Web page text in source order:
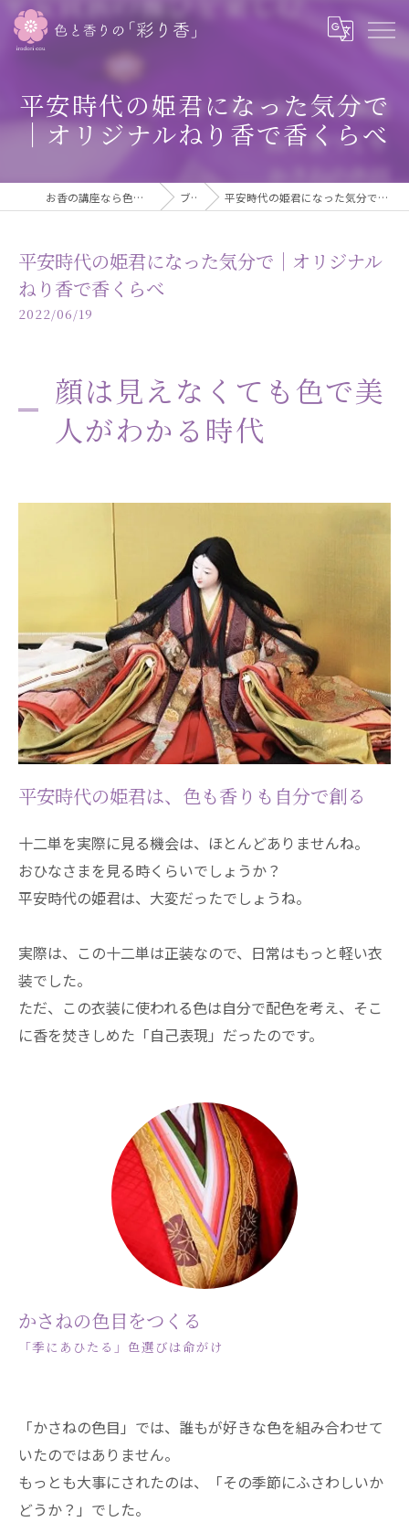
平安時代の姫君になった気分で
｜オリジナルねり香で香くらべ
お香の講座なら色も一緒に学べる彩り香 ブログ 平安時代の姫君になった気分で｜オリジナルねり香で香くらべ
平安時代の姫君になった気分で｜オリジナル
ねり香で香くらべ
2022/06/19
顔は見えなくても色で美
人がわかる時代
平安時代の姫君は、色も香りも自分で創る
十二単を実際に見る機会は、ほとんどありませんね。
おひなさまを見る時くらいでしょうか？
平安時代の姫君は、大変だったでしょうね。
実際は、この十二単は正装なので、日常はもっと軽い衣
装でした。
ただ、この衣装に使われる色は自分で配色を考え、そこ
に香を焚きしめた「自己表現」だったのです。
かさねの色目をつくる
「季にあひたる」色選びは命がけ
「かさねの色目」では、誰もが好きな色を組み合わせて
いたのではありません。
もっとも大事にされたのは、「その季節にふさわしいか
どうか？」でした。